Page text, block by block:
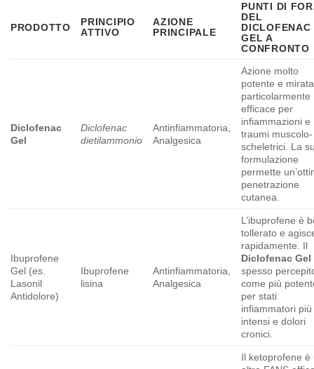
PRODOTTO
PRINCIPIO
ATTIVO
AZIONE
PRINCIPALE
PUNTI DI
DEL
DICLOFENAC
GEL A
CONFRONTO
Diclofenac
Gel
Diclofenac
dietilammonio
Antinfiammatoria,
Analgesica
Azione molto
potente e
particolarmente
efficace per
infiammazioni e
traumi muscolo-
scheletrici. La
formulazione
permette
penetrazione
cutanea.
Ibuprofene
Gel (es.
Lasonil
Antidolore)
Ibuprofene
lisina
Antinfiammatoria,
Analgesica
L’ibuprofene è
tollerato e
rapidamente. Il
Diclofenac Gel
spesso
come più
per stati
infiammatori più
intensi e dolori
cronici.
Il ketoprofene è